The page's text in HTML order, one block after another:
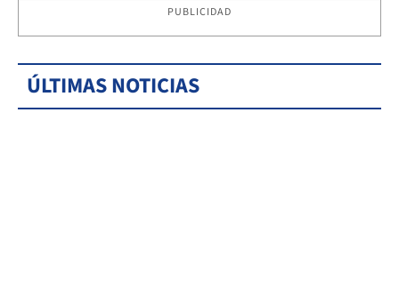
PUBLICIDAD
ÚLTIMAS NOTICIAS